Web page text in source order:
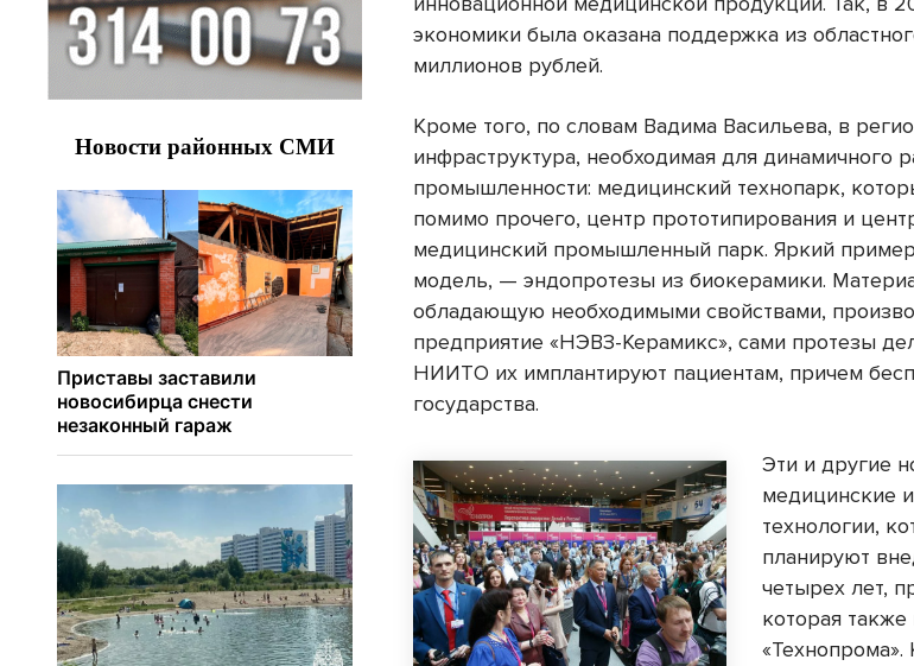
экономики была оказана поддержка из
миллионов рублей.
Кроме того, по словам Вадима Васильева, в
инфраструктура, необходимая для динамичного
промышленности: медицинский технопарк,
помимо прочего, центр прототипирования и
медицинский промышленный парк. Яркий пример
модель, — эндопротезы из биокерамики.
обладающую необходимыми свойствами,
предприятие «НЭВЗ-Керамикс», сами протезы
НИИТО их имплантируют пациентам, причем
государства.
Эти и другие
медицинские
технологии,
планируют
четырех лет,
которая
«Технопрома».